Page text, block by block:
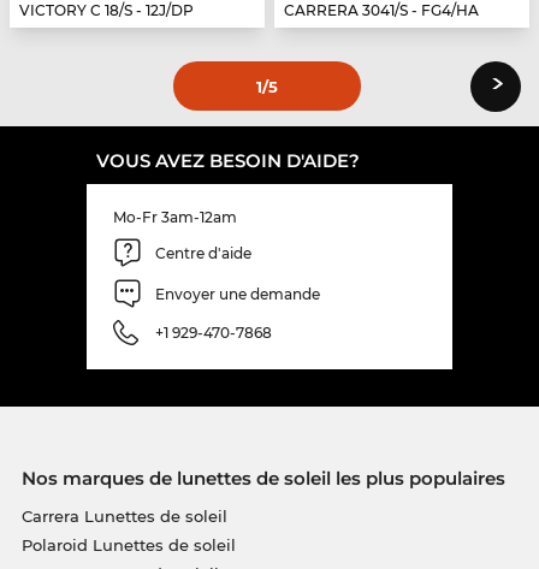
VICTORY C 18/S - 12J/DP
CARRERA 3041/S - FG4/HA
1/5 ›
VOUS AVEZ BESOIN D'AIDE?
Mo-Fr 3am-12am
Centre d'aide
Envoyer une demande
+1 929-470-7868
Nos marques de lunettes de soleil les plus populaires
Carrera Lunettes de soleil
Polaroid Lunettes de soleil